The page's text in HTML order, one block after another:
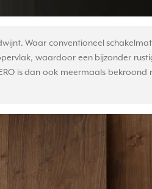
Waar conventioneel
waardoor een bijzonder
is dan ook meermaals